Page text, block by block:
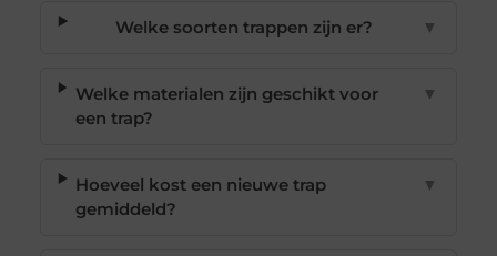
Welke soorten trappen zijn er? ▼
Welke materialen zijn geschikt voor
een trap?
▼
Hoeveel kost een nieuwe trap
gemiddeld?
▼